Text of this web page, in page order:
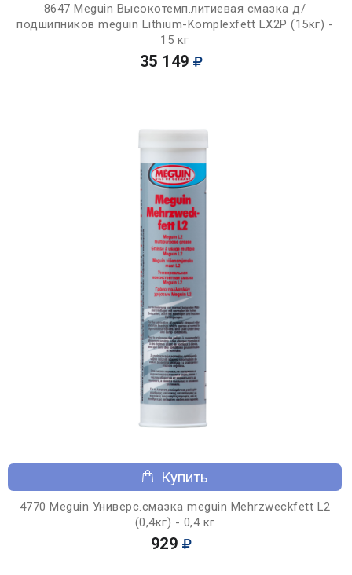
8647 Meguin Высокотемп.литиевая смазка д/
подшипников meguin Lithium-Komplexfett LX2P (15кг) -
15 кг
35 149
Купить
4770 Meguin Универс.смазка meguin Mehrzweckfett L2
(0,4кг) - 0,4 кг
929